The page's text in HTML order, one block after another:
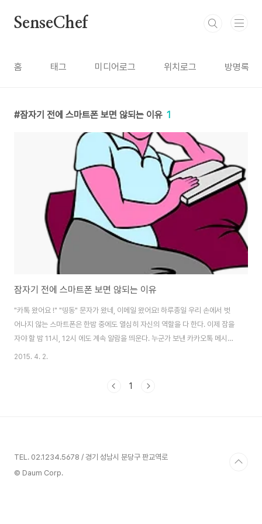
SenseChef
홈 태그 미디어로그 위치로그 방명록
잠자기 전에 스마트폰 보면 않되는 이유 1
잠자기 전에 스마트폰 보면 않되는 이유
"카톡 왔어요 !" "띵동" 문자가 왔네, 이메일 왔어요! 하루종일 우리 손에서 벗
어나지 않는 스마트폰은 한밤 중에도 열심히 자신의 역할을 다 한다. 이제 잠을
자야 할 밤 11시, 12시 에도 계속 알람을 띄운다. 누군가 보낸 카카오톡 메시지
가 도착한다. 모임이나 안내 문자 등이 전송 지연으로 한밤 중에 울리기도 한다.
일과 중에 보낸 이메일이 도착한다. 결과적으로 잠자리에 들기 전, 자고 있을 때
2015. 4. 2.
1
TEL. 02.1234.5678 / 경기 성남시 분당구 판교역로
© Daum Corp.